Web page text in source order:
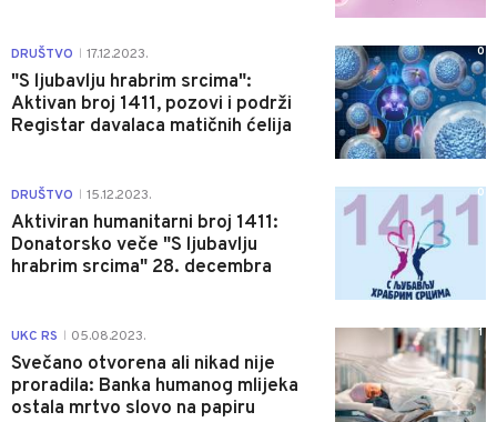
DRUŠTVO 17.12.2023.
"S ljubavlju hrabrim srcima":
Aktivan broj 1411, pozovi i podrži
Registar davalaca matičnih ćelija
0
DRUŠTVO 15.12.2023.
Aktiviran humanitarni broj 1411:
Donatorsko veče "S ljubavlju
hrabrim srcima" 28. decembra
0
UKC RS 05.08.2023.
Svečano otvorena ali nikad nije
proradila: Banka humanog mlijeka
ostala mrtvo slovo na papiru
1